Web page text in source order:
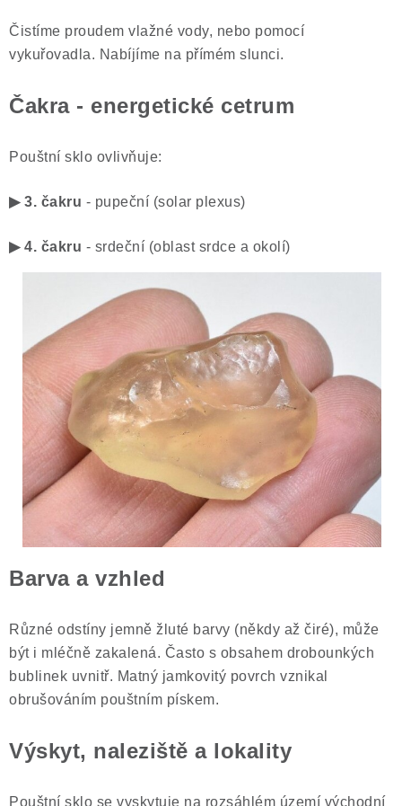
Čistíme proudem vlažné vody, nebo pomocí
vykuřovadla. Nabíjíme na přímém slunci.
Čakra - energetické cetrum
Pouštní sklo ovlivňuje:
▶ 3. čakru - pupeční (solar plexus)
▶ 4. čakru - srdeční (oblast srdce a okolí)
Barva a vzhled
Různé odstíny jemně žluté barvy (někdy až čiré), může
být i mléčně zakalená. Často s obsahem drobounkých
bublinek uvnitř. Matný jamkovitý povrch vznikal
obrušováním pouštním pískem.
Výskyt, naleziště a lokality
Pouštní sklo se vyskytuje na rozsáhlém území východní